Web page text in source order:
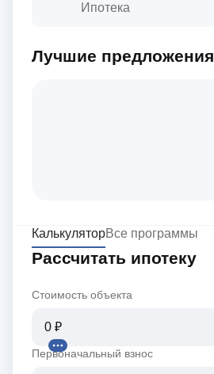
Ипотека
Лучшие предложения
КалькуляторВсе программы
Рассчитать ипотеку
Стоимость объекта
Первоначальный взнос